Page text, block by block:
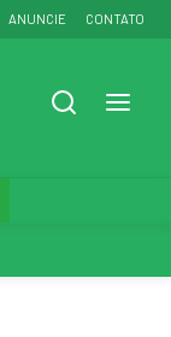
ANUNCIE CONTATO